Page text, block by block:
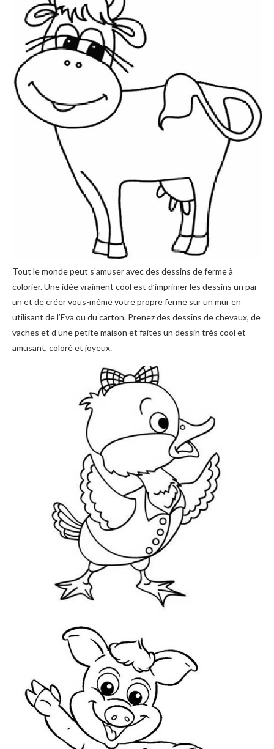
Tout le monde peut s’amuser avec des dessins de ferme à
colorier. Une idée vraiment cool est d’imprimer les dessins un par
un et de créer vous-même votre propre ferme sur un mur en
utilisant de l’Eva ou du carton. Prenez des dessins de chevaux, de
vaches et d’une petite maison et faites un dessin très cool et
amusant, coloré et joyeux.